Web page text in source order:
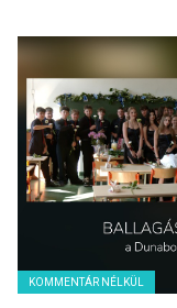
KOMMENTÁR NÉLKÜL